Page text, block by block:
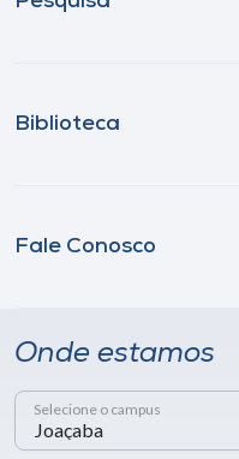
Biblioteca
Fale Conosco
Onde estamos
Selecione o campus